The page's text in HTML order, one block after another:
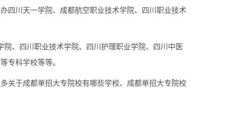
四川天一学院、成都航空职业技术学院、四川职业技术
、四川职业技术学院、四川护理职业学院、四川中医
专科学校等等。
关于成都单招大专院校有哪些学校、成都单招大专院校